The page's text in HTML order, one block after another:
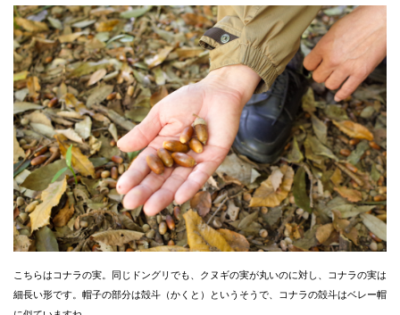
こちらはコナラの実。同じドングリでも、クヌギの実が丸いのに対し、コナラの実は
細長い形です。帽子の部分は殻斗（かくと）というそうで、コナラの殻斗はベレー帽